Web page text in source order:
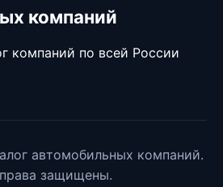
компаний
компаний по всей России
автомобильных компаний.
защищены.